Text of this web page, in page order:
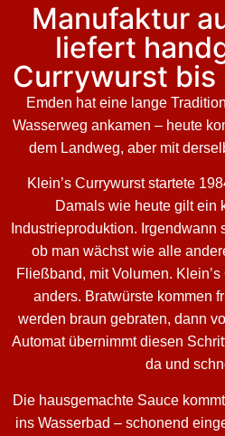
Manufaktur
liefert
Currywurst bis
Emden hat eine lange
Wasserweg ankamen – heute
dem Landweg, aber mit
Klein’s Currywurst startete
Damals wie heute gilt ein
Industrieproduktion.
ob man wächst wie alle
Fließband, mit Volumen.
anders. Bratwürste kommen
werden braun gebraten, dann
Automat übernimmt diesen
da und
Die hausgemachte Sauce
ins Wasserbad – schonend